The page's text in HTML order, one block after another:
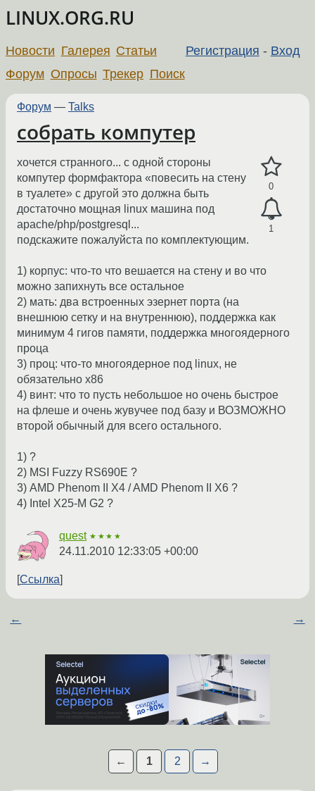
LINUX.ORG.RU
Регистрация - Вход
Новости Галерея Статьи
Форум Опросы Трекер Поиск
Форум — Talks
собрать компутер
0
1
хочется странного... с одной стороны
компутер формфактора «повесить на стену
в туалете» с другой это должна быть
достаточно мощная linux машина под
apache/php/postgresql...
подскажите пожалуйста по комплектующим.
1) корпус: что-то что вешается на стену и во что
можно запихнуть все остальное
2) мать: два встроенных эзернет порта (на
внешнюю сетку и на внутреннюю), поддержка как
минимум 4 гигов памяти, поддержка многоядерного
проца
3) проц: что-то многоядерное под linux, не
обязательно x86
4) винт: что то пусть небольшое но очень быстрое
на флеше и очень жувучее под базу и ВОЗМОЖНО
второй обычный для всего остального.
1) ?
2) MSI Fuzzy RS690E ?
3) AMD Phenom II X4 / AMD Phenom II X6 ?
4) Intel X25-M G2 ?
quest ★★★★
24.11.2010 12:33:05 +00:00
Ссылка
← →
← 1 2 →